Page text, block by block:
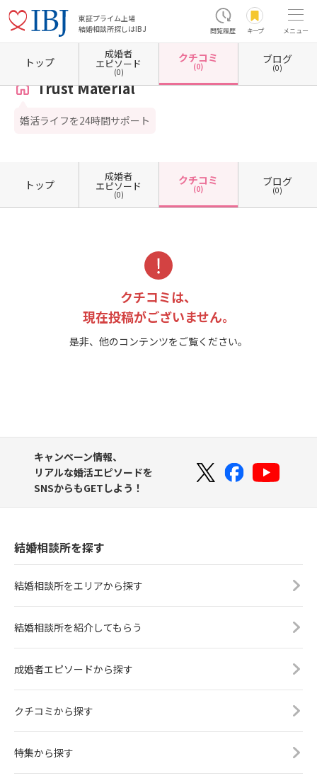
東証プライム上場
結婚相談所探しはIBJ
閲覧履歴 キープ メニュー
ホーム 岡山県の結婚相談所 岡山県岡山市 岡山県岡山市中区 Trust Material
Trust Material
婚活ライフを24時間サポート
トップ
成婚者
エピソード
(0)
クチコミ
(0)
ブログ
(0)
トップ
成婚者
エピソード
(0)
クチコミ
(0)
ブログ
(0)
クチコミは、
現在投稿がございません。
是非、他のコンテンツをご覧ください。
キャンペーン情報、
リアルな婚活エピソードを
SNSからもGETしよう！
結婚相談所を探す
結婚相談所をエリアから探す
結婚相談所を紹介してもらう
成婚者エピソードから探す
クチコミから探す
特集から探す